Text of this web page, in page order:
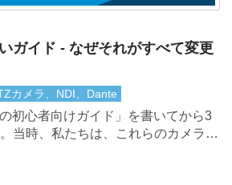
ガイド - なぜそれがすべて変更
カメラ、NDI、Dante
初心者向けガイド」を書いてから3
当時、私たちは、これらのカメラが
たはまったく損なうことなく運用コ